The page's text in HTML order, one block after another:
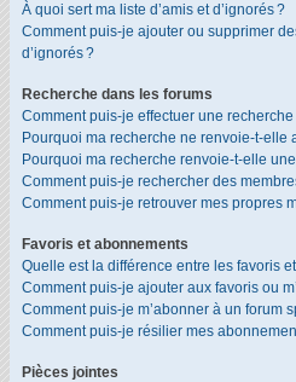
À quoi sert ma liste d’amis et d’ignorés ?
Comment puis-je ajouter ou supprimer
d’ignorés ?
Recherche dans les forums
Comment puis-je effectuer une
Pourquoi ma recherche ne renvoie-t-elle
Pourquoi ma recherche renvoie-t-elle
Comment puis-je rechercher des
Comment puis-je retrouver mes propres
Favoris et abonnements
Quelle est la différence entre les favoris
Comment puis-je ajouter aux favoris ou
Comment puis-je m’abonner à un forum
Comment puis-je résilier mes
Pièces jointes